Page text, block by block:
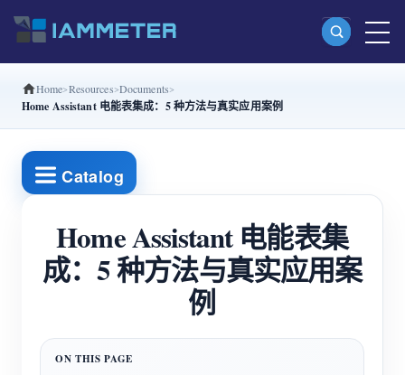
产品
分相 Wi-Fi 电能表 (WEM2067)
三相 Wi-Fi 电能表 (WEM3046T)
三相 Wi-Fi 电能表 (WEM3050T)
IAMMETER Cloud Pro
Home Resources Documents
Home Assistant 电能表集成：5 种方法与真实应用案例
Catalog
Home Assistant 电能表集
成：5 种方法与真实应用案
例